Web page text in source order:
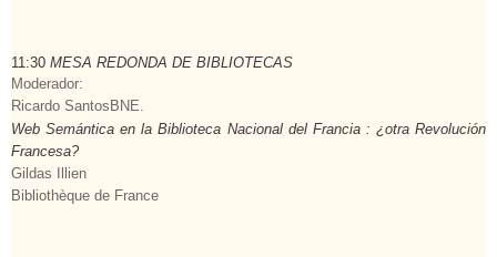
11:30 MESA REDONDA DE BIBLIOTECAS
Moderador:
Ricardo SantosBNE.
Web Semántica en la Biblioteca Nacional del Francia : ¿otra Revolución
Francesa?
Gildas Illien
Bibliothèque de France